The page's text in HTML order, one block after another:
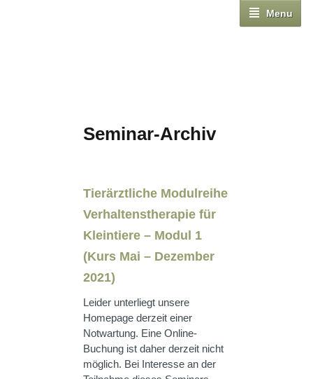
Menu
Seminar-Archiv
Tierärztliche Modulreihe
Verhaltenstherapie für
Kleintiere – Modul 1
(Kurs Mai – Dezember
2021)
Leider unterliegt unsere
Homepage derzeit einer
Notwartung. Eine Online-
Buchung ist daher derzeit nicht
möglich. Bei Interesse an der